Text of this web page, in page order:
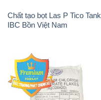
Chất tạo bọt Las P Tico Tank
IBC Bồn Việt Nam